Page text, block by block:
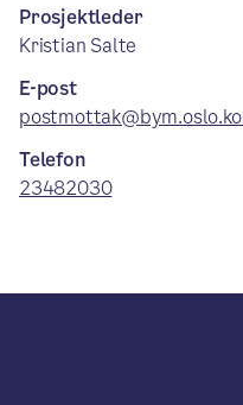
Prosjektleder
Kristian Salte
E-post
Telefon
23482030